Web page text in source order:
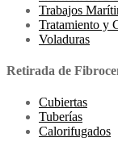
Trabajos
Tratamiento y
Voladuras
Retirada de
Cubiertas
Tuberías
Calorifugados